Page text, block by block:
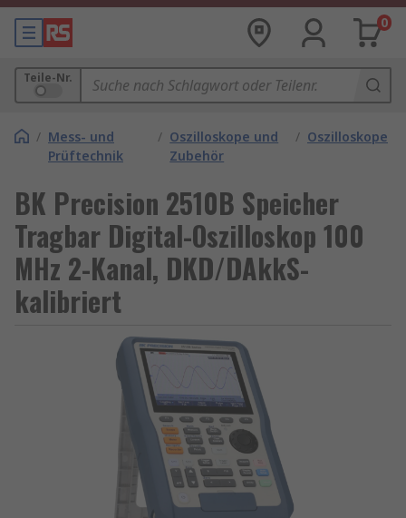
0
Teile-Nr.
/ Mess- und
Prüftechnik
/ Oszilloskope und
Zubehör
/ Oszilloskope
BK Precision 2510B Speicher
Tragbar Digital-Oszilloskop 100
MHz 2-Kanal, DKD/DAkkS-
kalibriert